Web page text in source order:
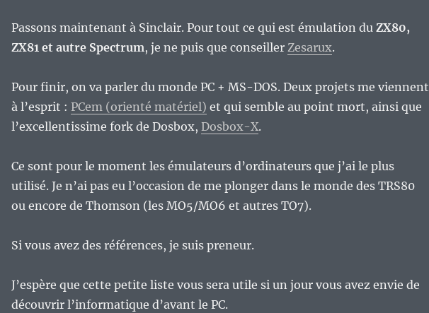
Passons maintenant à Sinclair. Pour tout ce qui est émulation du ZX80,
ZX81 et autre Spectrum, je ne puis que conseiller Zesarux.
Pour finir, on va parler du monde PC + MS-DOS. Deux projets me viennent
à l’esprit : PCem (orienté matériel) et qui semble au point mort, ainsi que
l’excellentissime fork de Dosbox, Dosbox-X.
Ce sont pour le moment les émulateurs d’ordinateurs que j’ai le plus
utilisé. Je n’ai pas eu l’occasion de me plonger dans le monde des TRS80
ou encore de Thomson (les MO5/MO6 et autres TO7).
Si vous avez des références, je suis preneur.
J’espère que cette petite liste vous sera utile si un jour vous avez envie de
découvrir l’informatique d’avant le PC.